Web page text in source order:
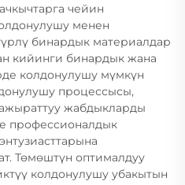
чейин
менен
бинардык материалдар
кийинги бинардык жана
колдонулушу мүмкүн
процессысы,
жабдыкларды
профессионалдык
Төмөштүн оптималдуу
колдонулушу убакытын